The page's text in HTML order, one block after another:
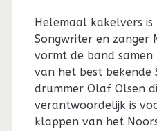
Helemaal kakelvers is
Songwriter en zanger
vormt de band samen
van het best bekende
drummer Olaf Olsen
verantwoordelijk is
klappen van het